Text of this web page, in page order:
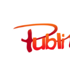
contenu
Publimath